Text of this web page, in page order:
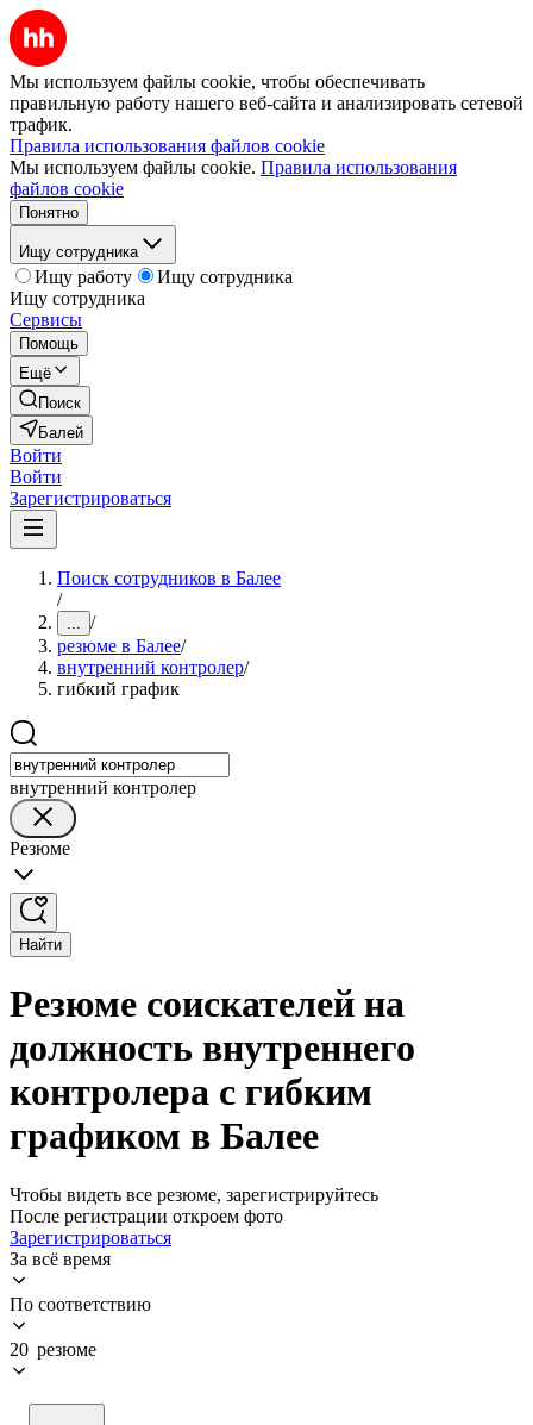
Мы используем файлы cookie, чтобы обеспечивать
правильную работу нашего веб-сайта и анализировать сетевой
трафик.
Правила использования файлов cookie
Мы используем файлы cookie. Правила использования
файлов cookie
Понятно
Ищу сотрудника
Ищу работу
Ищу сотрудника
Ищу сотрудника
Сервисы
Помощь
Ещё
Поиск
Балей
Войти
Войти
Зарегистрироваться
Поиск сотрудников в Балее
/
... /
резюме в Балее/
внутренний контролер/
гибкий график
внутренний контролер
Резюме
Найти
Резюме соискателей на
должность внутреннего
контролера с гибким
графиком в Балее
Чтобы видеть все резюме, зарегистрируйтесь
После регистрации откроем фото
Зарегистрироваться
За всё время
По соответствию
20 резюме